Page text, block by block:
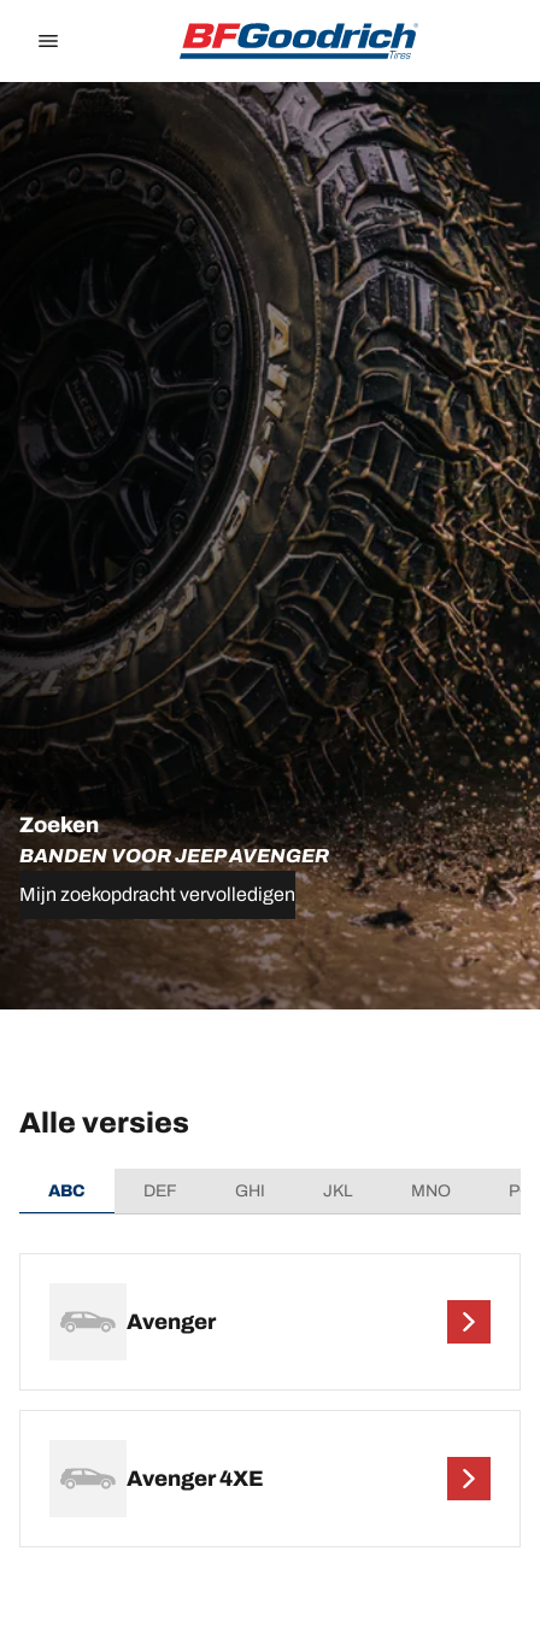
Zoeken
BANDEN VOOR JEEP AVENGER
Mijn zoekopdracht vervolledigen
Alle versies
ABC DEF GHI JKL MNO
Avenger
Avenger 4XE